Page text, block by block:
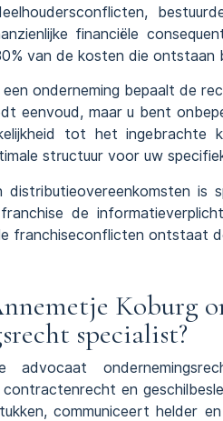
,
financiële
van de kosten die ontstaan
onderneming bepaalt de
eenvoud, maar u bent
tot het ingebrachte
structuur voor uw
is
de
franchiseconflicten ontstaat
Koburg
specialist?
advocaat
en
communiceert helder